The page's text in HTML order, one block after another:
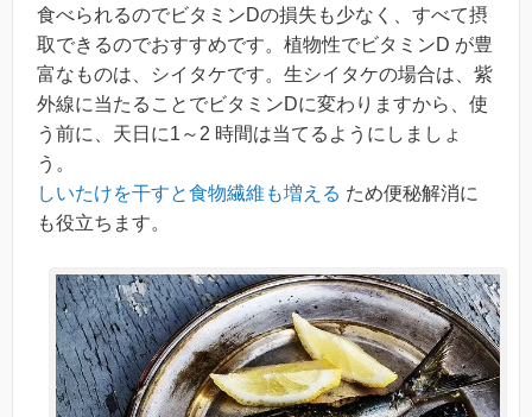
食べられるのでビタミンDの損失も少なく、すべて摂
取できるのでおすすめです。植物性でビタミンD が豊
富なものは、シイタケです。生シイタケの場合は、紫
外線に当たることでビタミンDに変わりますから、使
う前に、天日に1～2 時間は当てるようにしましょ
う。
しいたけを干すと食物繊維も増える ため便秘解消に
も役立ちます。